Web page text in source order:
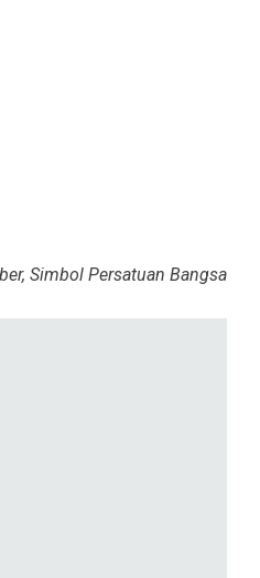
Simbol Persatuan Bangsa